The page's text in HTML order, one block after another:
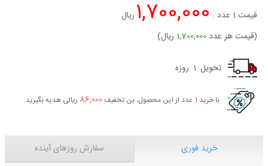
کیک
سفارشی
قیمت 1 عدد : 1,700,000ریال
(قیمت هر عدد 1,700,000 ریال)
تحویل 1 روزه
با خرید 1 عدد از این محصول، بن تخفیف 86,000 ریالی هدیه بگیرید.
خرید فوری
سفارش روزهای آینده